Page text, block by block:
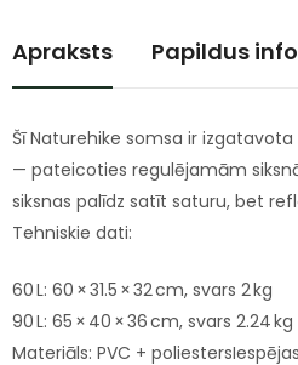
Apraksts Papildus
Šī Naturehike somsa ir
— pateicoties regulējamām
siksnas palīdz satīt saturu, bet
Tehniskie dati:
60 L: 60 × 31.5 × 32 cm, svars 2 kg
90 L: 65 × 40 × 36 cm, svars 2.24 kg
Materiāls: PVC +